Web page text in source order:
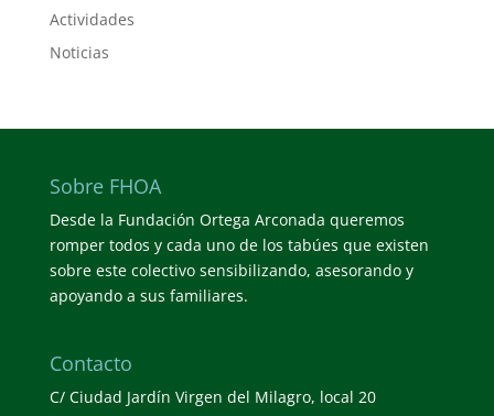
Actividades
Noticias
Sobre FHOA
Desde la Fundación Ortega Arconada queremos
romper todos y cada uno de los tabúes que existen
sobre este colectivo sensibilizando, asesorando y
apoyando a sus familiares.
Contacto
C/ Ciudad Jardín Virgen del Milagro, local 20